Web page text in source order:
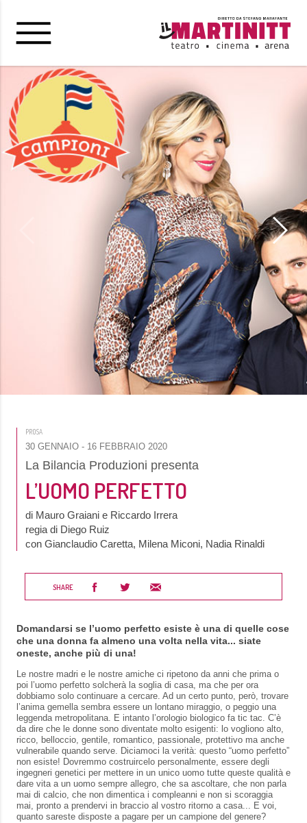
PROSA
30 GENNAIO - 16 FEBBRAIO 2020
La Bilancia Produzioni presenta
L’UOMO PERFETTO
di Mauro Graiani e Riccardo Irrera
regia di Diego Ruiz
con Gianclaudio Caretta, Milena Miconi, Nadia Rinaldi
SHARE
Domandarsi se l’uomo perfetto esiste è una di quelle cose
che una donna fa almeno una volta nella vita... siate
oneste, anche più di una!
Le nostre madri e le nostre amiche ci ripetono da anni che prima o
poi l’uomo perfetto solcherà la soglia di casa, ma che per ora
dobbiamo solo continuare a cercare. Ad un certo punto, però, trovare
l’anima gemella sembra essere un lontano miraggio, o peggio una
leggenda metropolitana. E intanto l’orologio biologico fa tic tac. C’è
da dire che le donne sono diventate molto esigenti: lo vogliono alto,
ricco, belloccio, gentile, romantico, passionale, protettivo ma anche
vulnerabile quando serve. Diciamoci la verità: questo “uomo perfetto”
non esiste! Dovremmo costruircelo personalmente, essere degli
ingegneri genetici per mettere in un unico uomo tutte queste qualità e
dare vita a un uomo sempre allegro, che sa ascoltare, che non parla
mai di calcio, che non dimentica i compleanni e non si scoraggia
mai, pronto a prendervi in braccio al vostro ritorno a casa... E voi,
quanto sareste disposte a pagare per un campione del genere?